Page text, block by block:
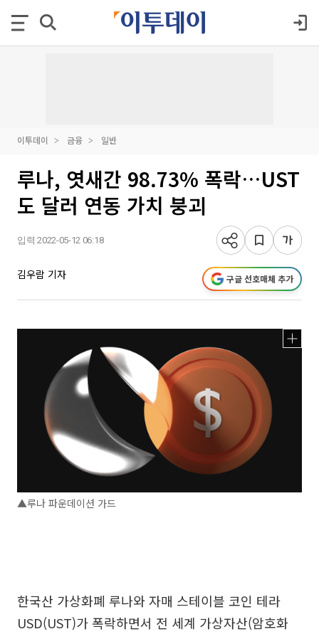
이투데이 금융 일반
루나, 엿새간 98.73% 폭락…UST
도 달러 연동 가치 붕괴
입력 2022-05-12 06:18
김우람 기자 구글 선호매체 추가
▲루나 파운데이션 가드
한국산 가상화폐 루나와 자매 스테이블 코인 테라
USD(UST)가 폭락하면서 전 세계 가상자산(암호화